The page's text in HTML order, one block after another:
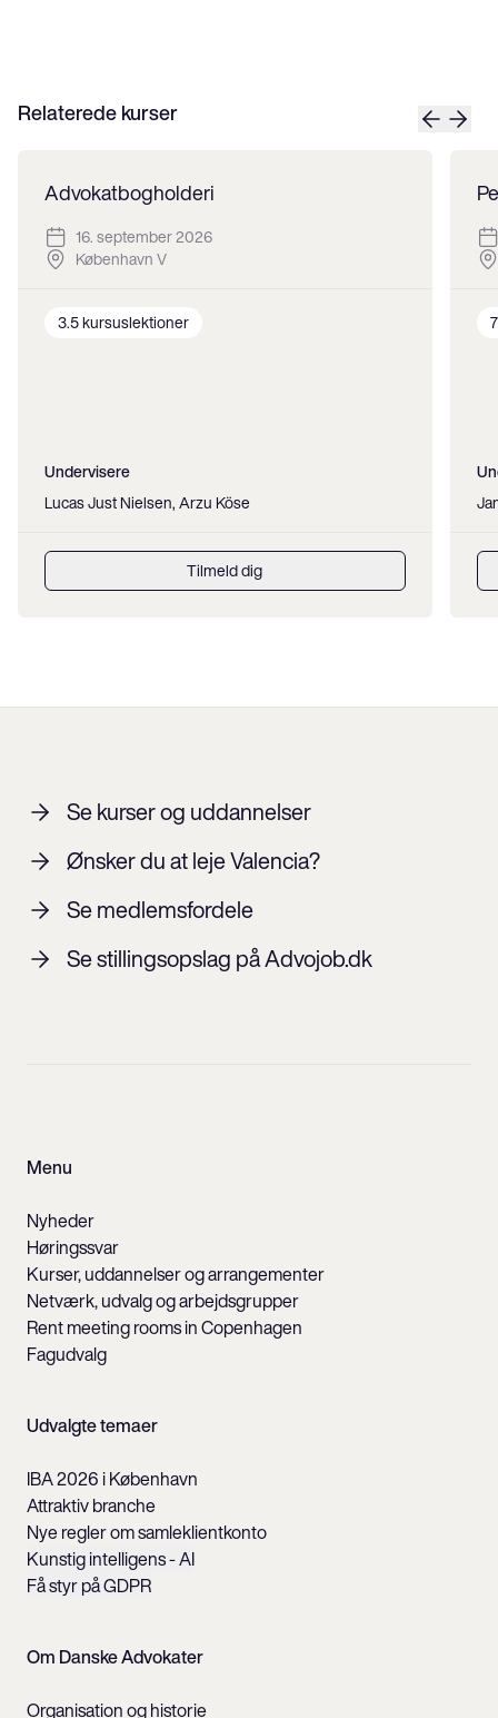
Relaterede kurser
Advokatbogholderi
16. september 2026
København V
3.5 kursuslektioner
Undervisere
Lucas Just Nielsen, Arzu Köse
Tilmeld dig
7
Se kurser og uddannelser
Ønsker du at leje Valencia?
Se medlemsfordele
Se stillingsopslag på Advojob.dk
Menu
Nyheder
Høringssvar
Kurser, uddannelser og arrangementer
Netværk, udvalg og arbejdsgrupper
Rent meeting rooms in Copenhagen
Fagudvalg
Udvalgte temaer
IBA 2026 i København
Attraktiv branche
Nye regler om samleklientkonto
Kunstig intelligens - AI
Få styr på GDPR
Om Danske Advokater
Organisation og historie